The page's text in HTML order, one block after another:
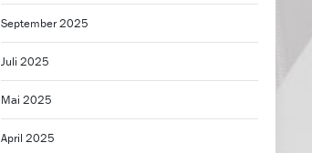
September 2025
Juli 2025
Mai 2025
April 2025